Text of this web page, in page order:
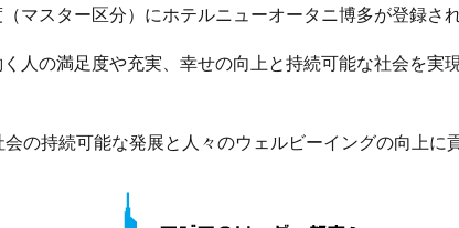
マスター区分）にホテルニューオータニ博多が登録さ
人の満足度や充実、幸せの向上と持続可能な社会を実
の持続可能な発展と人々のウェルビーイングの向上に